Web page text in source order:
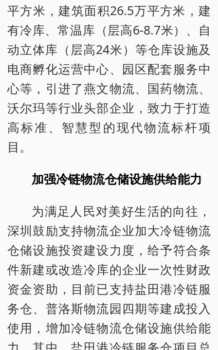
平方米，建筑面积26.5万平方米，建
有冷库、常温库（层高6-8.7米）、自
动立体库（层高24米）等仓库设施及
电商孵化运营中心、园区配套服务中
心等，引进了燕文物流、国药物流、
沃尔玛等行业头部企业，致力于打造
高标准、智慧型的现代物流标杆项
目。
加强冷链物流仓储设施供给能力
为满足人民对美好生活的向往，
深圳鼓励支持物流企业加大冷链物流
仓储设施投资建设力度，给予符合条
件新建或改造冷库的企业一次性财政
资金资助，目前已支持盐田港冷链服
务仓、普洛斯物流园四期等建成投入
使用，增加冷链物流仓储设施供给能